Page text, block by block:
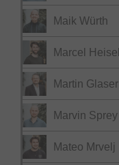
Maik Würth
Marcel Heisel
Martin Glaser
Marvin Sprey
Mateo Mrvelj